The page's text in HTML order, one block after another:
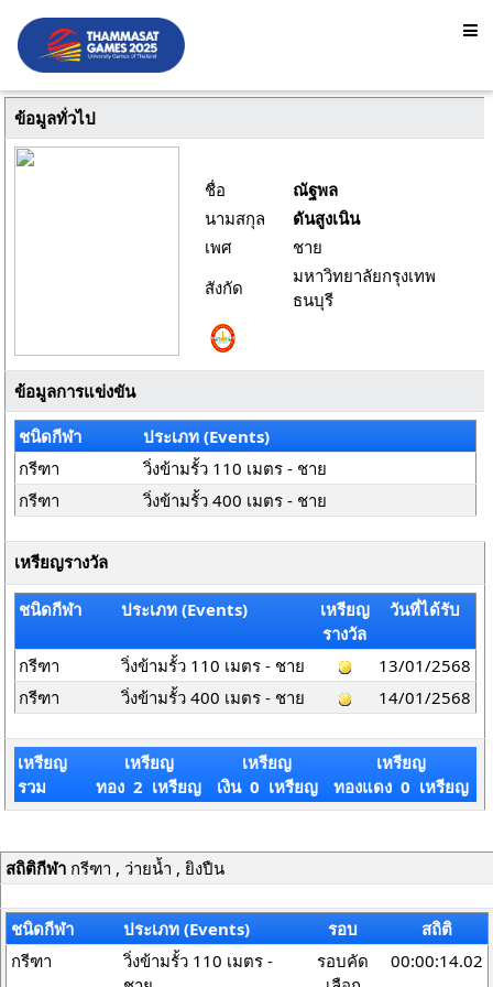
ข้อมูลทั่วไป
ชื่อ
ณัฐพล
นามสกุล
ดันสูงเนิน
เพศ
ชาย
สังกัด
มหาวิทยาลัยกรุงเทพ
ธนบุรี
ข้อมูลการแข่งขัน
ชนิดกีฬา
ประเภท (Events)
กรีฑา
วิ่งข้ามรั้ว 110 เมตร - ชาย
กรีฑา
วิ่งข้ามรั้ว 400 เมตร - ชาย
เหรียญรางวัล
ชนิดกีฬา ประเภท (Events)
เหรียญ
รางวัล
วันที่ได้รับ
กรีฑา วิ่งข้ามรั้ว 110 เมตร - ชาย
13/01/2568
กรีฑา
วิ่งข้ามรั้ว 400 เมตร - ชาย 14/01/2568
เหรียญ
รวม
เหรียญ
ทอง 2 เหรียญ
เหรียญ
เงิน 0 เหรียญ
เหรียญ
ทองแดง 0 เหรียญ
สถิติกีฬากรีฑา , ว่ายน้ำ , ยิงปืน
ชนิดกีฬา ประเภท (Events) รอบ
สถิติ
กรีฑา
วิ่งข้ามรั้ว 110 เมตร -
รอบคัด
00:00:14.02